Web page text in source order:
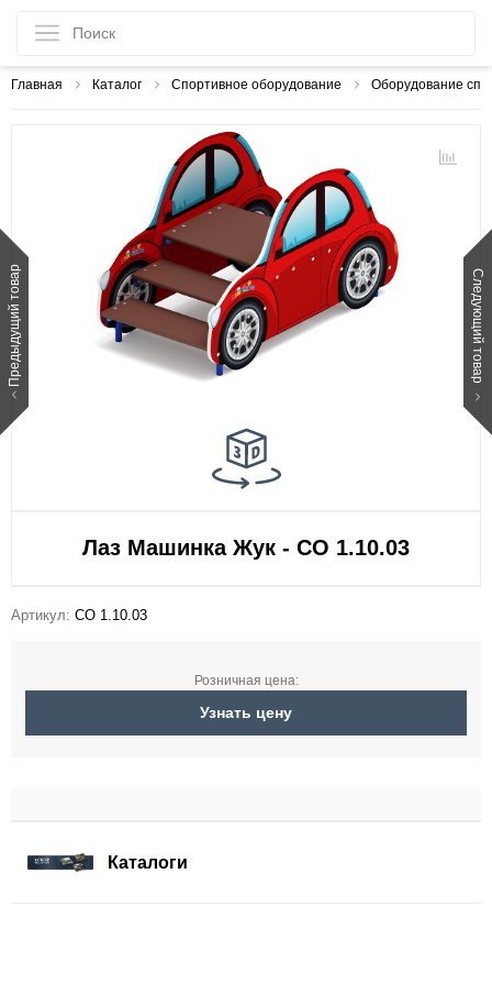
Главная Каталог Спортивное оборудование Оборудование
Предыдущий товар Следующий товар
Лаз Машинка Жук - СО 1.10.03
Артикул: СО 1.10.03
Розничная цена:
Узнать цену
Каталоги